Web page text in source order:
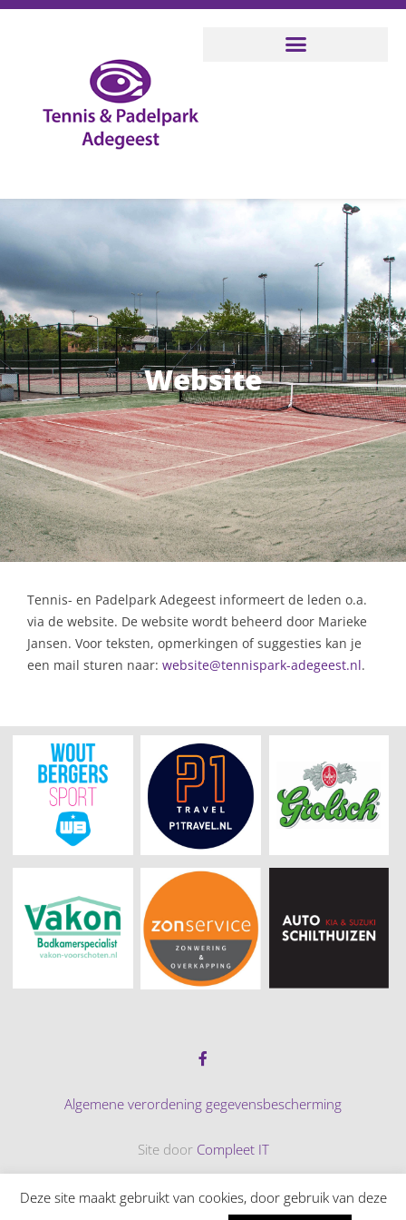
Website
Tennis- en Padelpark Adegeest informeert de leden o.a.
via de website. De website wordt beheerd door Marieke
Jansen. Voor teksten, opmerkingen of suggesties kan je
een mail sturen naar: website@tennispark-adegeest.nl.
Algemene verordening gegevensbescherming
Site door Compleet IT
© 2026 Tennispark Adegeest
Deze site maakt gebruikt van cookies, door gebruik van deze